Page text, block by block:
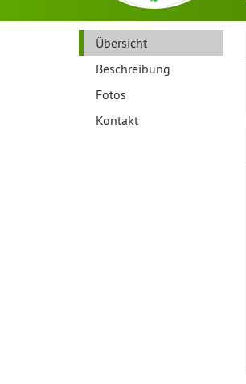
Übersicht
Beschreibung
Fotos
Kontakt